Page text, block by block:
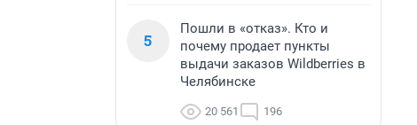
5
Пошли в «отказ». Кто и
почему продает пункты
выдачи заказов Wildberries в
Челябинске
20 561 196